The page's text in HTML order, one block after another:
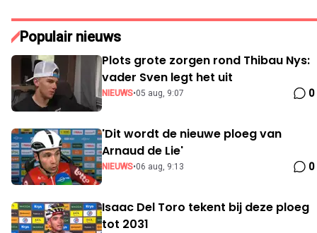
Populair nieuws
Plots grote zorgen rond Thibau Nys:
vader Sven legt het uit
NIEUWS•05 aug, 9:07 0
'Dit wordt de nieuwe ploeg van
Arnaud de Lie'
NIEUWS•06 aug, 9:13 0
Isaac Del Toro tekent bij deze ploeg
tot 2031